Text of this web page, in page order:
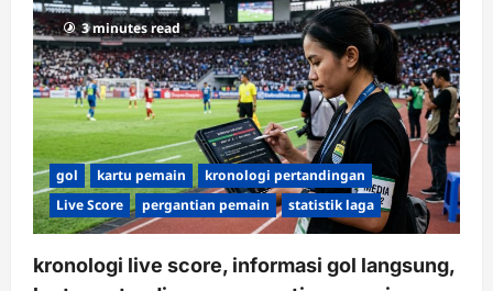
3 minutes read
gol kartu pemain
kronologi pertandingan
Live Score
pergantian pemain statistik laga
kronologi live score, informasi gol langsung,